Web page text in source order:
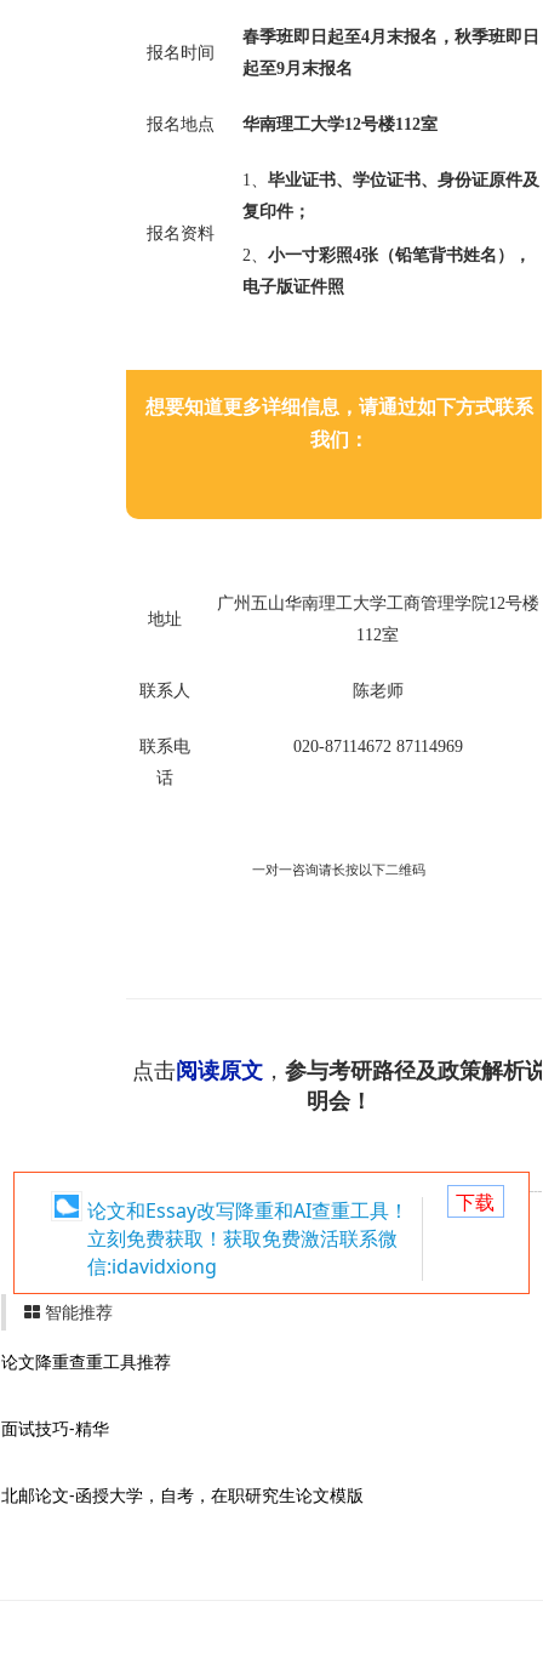
报名时间
春季班即日起至4 月末报名，秋季班即日
起至9 月末报名
报名地点 华南理工大学12号楼112室
报名资料
1
毕业证书、学位证书、身份证原件及
复印件；
2 小一寸彩照4张（铅笔背书姓名），
电子版证件照
想要知道更多详细信息，请通过如下方式联系
我们：
地址
广州五山华南理工大学工商管理学院12号楼
112室
联系人 陈老师
联系电
话
020-87114672 87114969
一对一咨询请长按以下二维码
点击阅读原文， 参与考研路径及政策解析
明会！
论文和Essay改写降重和AI查重工具！
立刻免费获取！获取免费激活联系微
信:idavidxiong
下载
智能推荐
论文降重查重工具推荐
面试技巧-精华
北邮论文-函授大学，自考，在职研究生论文模版